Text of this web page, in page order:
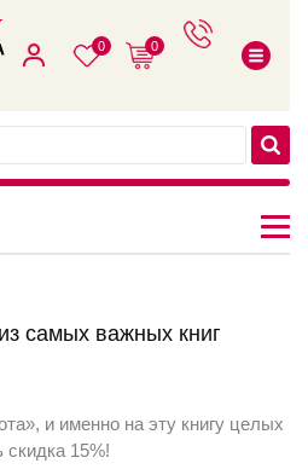
0 0
самых важных книг
и именно на эту книгу целых
скидка 15%!